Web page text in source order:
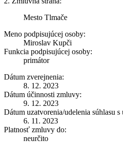
Mesto Tlmače
Meno podpisujúcej osoby:
Miroslav Kupči
Funkcia podpisujúcej osoby:
primátor
Dátum zverejnenia:
8. 12. 2023
Dátum účinnosti zmluvy:
9. 12. 2023
Dátum uzatvorenia/udelenia súhlasu
6. 11. 2023
Platnosť zmluvy do:
neurčito